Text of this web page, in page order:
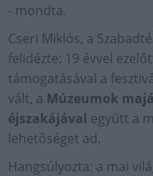
- mondta.
Cseri Miklós, a
felidézte: 19 évvel
támogatásával a
vált, a Múzeumok
éjszakájával együtt a
lehetőséget ad.
Hangsúlyozta: a mai